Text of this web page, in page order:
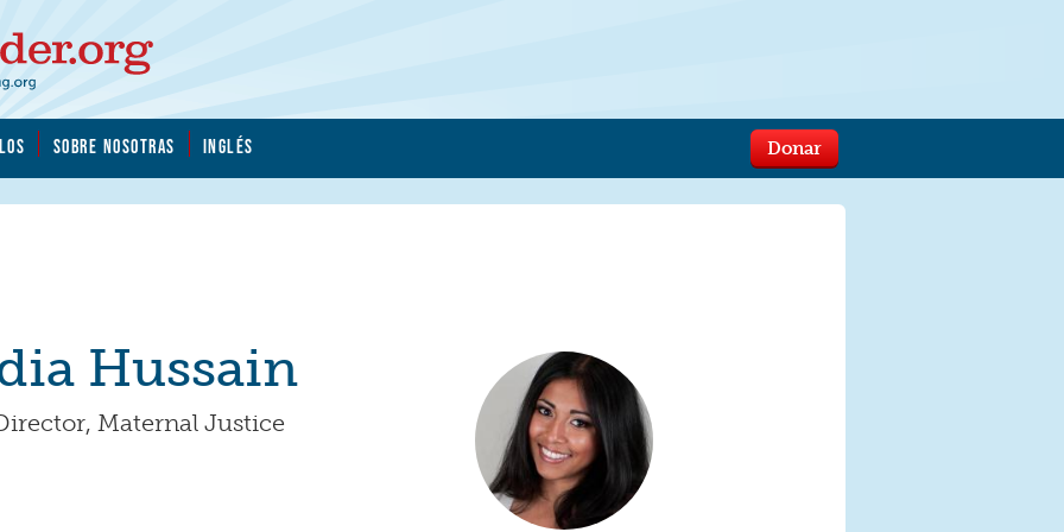
SOBRE NOSOTRAS INGLÉS Donar
Hussain
Maternal Justice